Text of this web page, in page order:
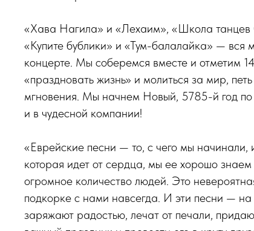
«Хава Нагила» и «Лехаим», «Школа
«Купите бублики» и «Тум-балалайка» — вся
концерте. Мы соберемся вместе и отметим
«праздновать жизнь» и молиться за мир,
мгновения. Мы начнем Новый, 5785-й год
и в чудесной компании!
«Еврейские песни — то, с чего мы
которая идет от сердца, мы ее хорошо
огромное количество людей. Это
подкорке с нами навсегда. И эти песни —
заряжают радостью, лечат от печали,